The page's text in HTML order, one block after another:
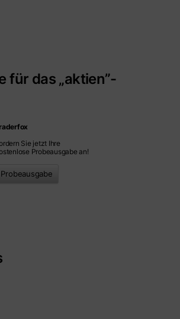
für das „aktien”-
Sie jetzt Ihre
Probeausgabe an!
Probeausgabe